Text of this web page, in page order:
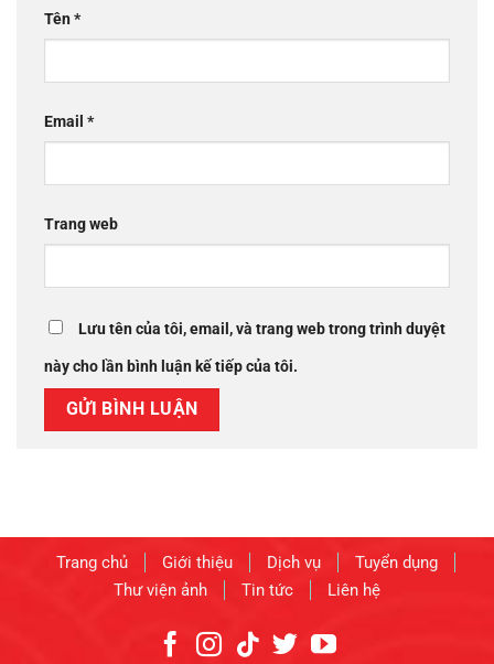
Tên*
Email *
Trang web
Lưu tên của tôi, email, và trang web trong trình duyệt
này cho lần bình luận kế tiếp của tôi.
Trang chủ Giới thiệu Dịch vụ
Tuyển dụng
Thư viện ảnh
Tin tức Liên hệ